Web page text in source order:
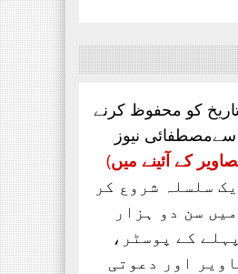
تحریک
اپنےقیام سے
سعید احمد چشتی
مصطفائی
کی مبارکباد
اسلام کی
قیادت
کی مستحق ہے۔ کہ
علی الفلاح،
کو محفوظ کرنے
نیوز
کے آئینے میں)
سلسلہ شروع کر
سن دو ہزار
کے پوسٹر،
اور دعوتی